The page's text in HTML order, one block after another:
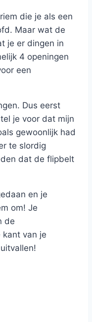
die je als een
Maar wat de
je er dingen in
4 openingen
een
Dus eerst
je voor dat mijn
gewoonlijk had
te slordig
dat de flipbelt
en je
om! Je
de
kant van je